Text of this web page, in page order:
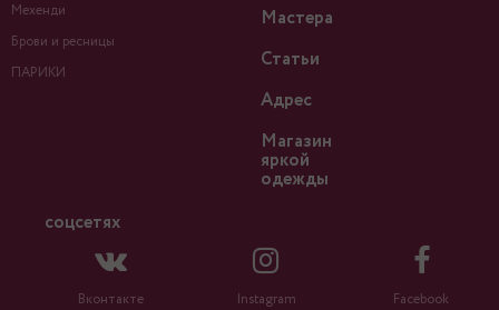
Мехенди
Брови и ресницы
ПАРИКИ
Мастера
Статьи
Адрес
Магазин
яркой
одежды
соцсетях
Вконтакте Instagram Facebook